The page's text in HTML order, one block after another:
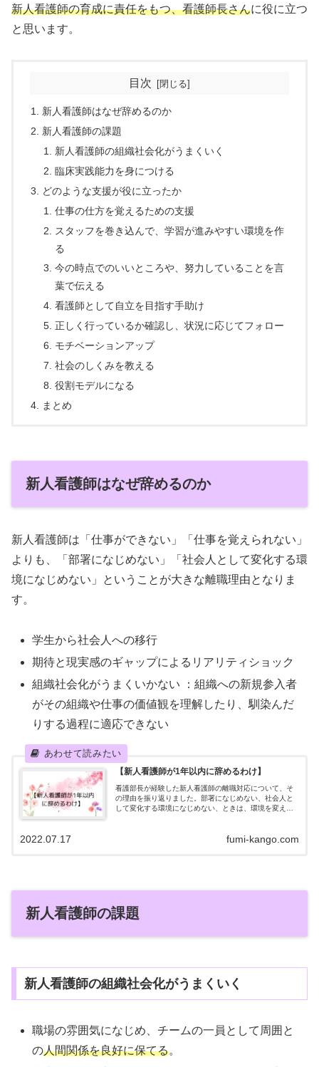
新人看護師の育成に責任をもつ、看護師長さんに役に立つ
と思います。
目次
新人看護師はなぜ辞めるのか
新人看護師の課題
新人看護師の組織社会化がうまくいく
臨床実践能力を身につける
どのような支援が役に立ったか
仕事の仕方を覚えるための支援
スタッフを巻き込んで、学習が進みやすい環境を作
る
今の時点でのいいところや、努力していることを言
葉で伝える
看護師として自立を目指す手助け
正しく行っているか確認し、状況に応じてフォロー
モチベーションアップ
社会のしくみを教える
役割モデルになる
まとめ
新人看護師はなぜ辞めるのか
新人看護師は「仕事ができない」「仕事を覚えられない」
よりも、「部署になじめない」「社会人として変化する環
境になじめない」ということが大きな離職理由となりま
す。
学生から社会人への移行
期待と現実感のギャップによるリアリティショック
組織社会化がうまくいかない ：組織への新規参入者
がその組織や仕事の価値観を理解したり、馴染んだ
りする過程に適応できない
【新人看護師が1年以内に辞めるわけ】
看護部長が経験した新人看護師の離職対応について、そ
の理由を振り返りました。部署になじめない、社会人と
して変化する環境になじめない、ときは、環境を変えて
fumi-kango.com
2022.07.17
新人看護師の課題
新人看護師の組織社会化がうまくいく
職場の雰囲気になじめ、チームの一員として周囲と
の人間関係を良好に保てる。